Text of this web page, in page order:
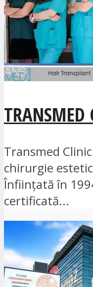
TRANSMED
Transmed
chirurgie
Înființată în
certificată...